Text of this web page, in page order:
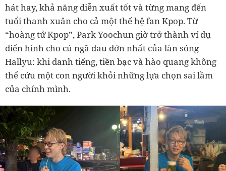
hát hay, khả năng diễn xuất tốt và từng mang đến
tuổi thanh xuân cho cả một thế hệ fan Kpop. Từ
“hoàng tử Kpop”, Park Yoochun giờ trở thành ví dụ
điển hình cho cú ngã đau đớn nhất của làn sóng
Hallyu: khi danh tiếng, tiền bạc và hào quang không
thể cứu một con người khỏi những lựa chọn sai lầm
của chính mình.